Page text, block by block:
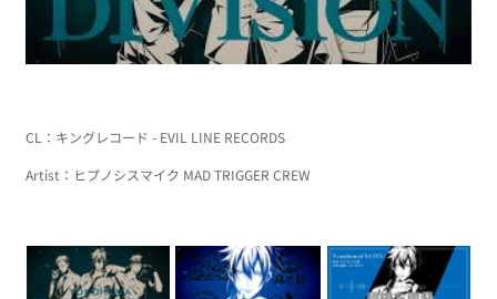
CL：キングレコード - EVIL LINE RECORDS
Artist：ヒプノシスマイク MAD TRIGGER CREW